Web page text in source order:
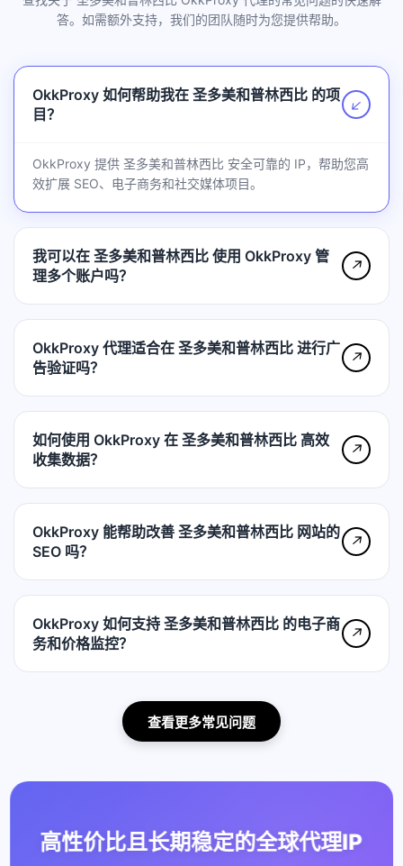
答。如需额外支持，我们的团队随时为您提供帮助。
OkkProxy 如何帮助我在 圣多美和普林西比 的项
目？
↗
OkkProxy 提供 圣多美和普林西比 安全可靠的 IP，帮助您高
效扩展 SEO、电子商务和社交媒体项目。
我可以在 圣多美和普林西比 使用 OkkProxy 管
理多个账户吗？
↗
OkkProxy 代理适合在 圣多美和普林西比 进行广
告验证吗？
↗
如何使用 OkkProxy 在 圣多美和普林西比 高效
收集数据？
↗
OkkProxy 能帮助改善 圣多美和普林西比 网站的
SEO 吗？
↗
OkkProxy 如何支持 圣多美和普林西比 的电子商
务和价格监控？
↗
查看更多常见问题
高性价比且长期稳定的全球代理IP